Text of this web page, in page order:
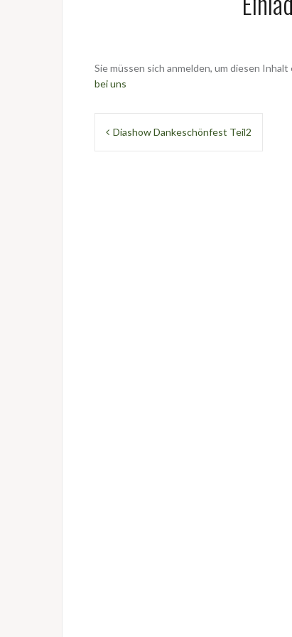
Sie müssen sich anmelden, um diesen
bei uns
Beitragsnavigation
Diashow Dankeschönfest Teil2